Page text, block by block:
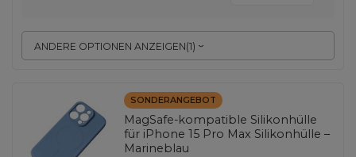
ANDERE OPTIONEN ANZEIGEN(1)
SONDERANGEBOT
MagSafe-kompatible Silikonhülle
für iPhone 15 Pro Max Silikonhülle –
Marineblau